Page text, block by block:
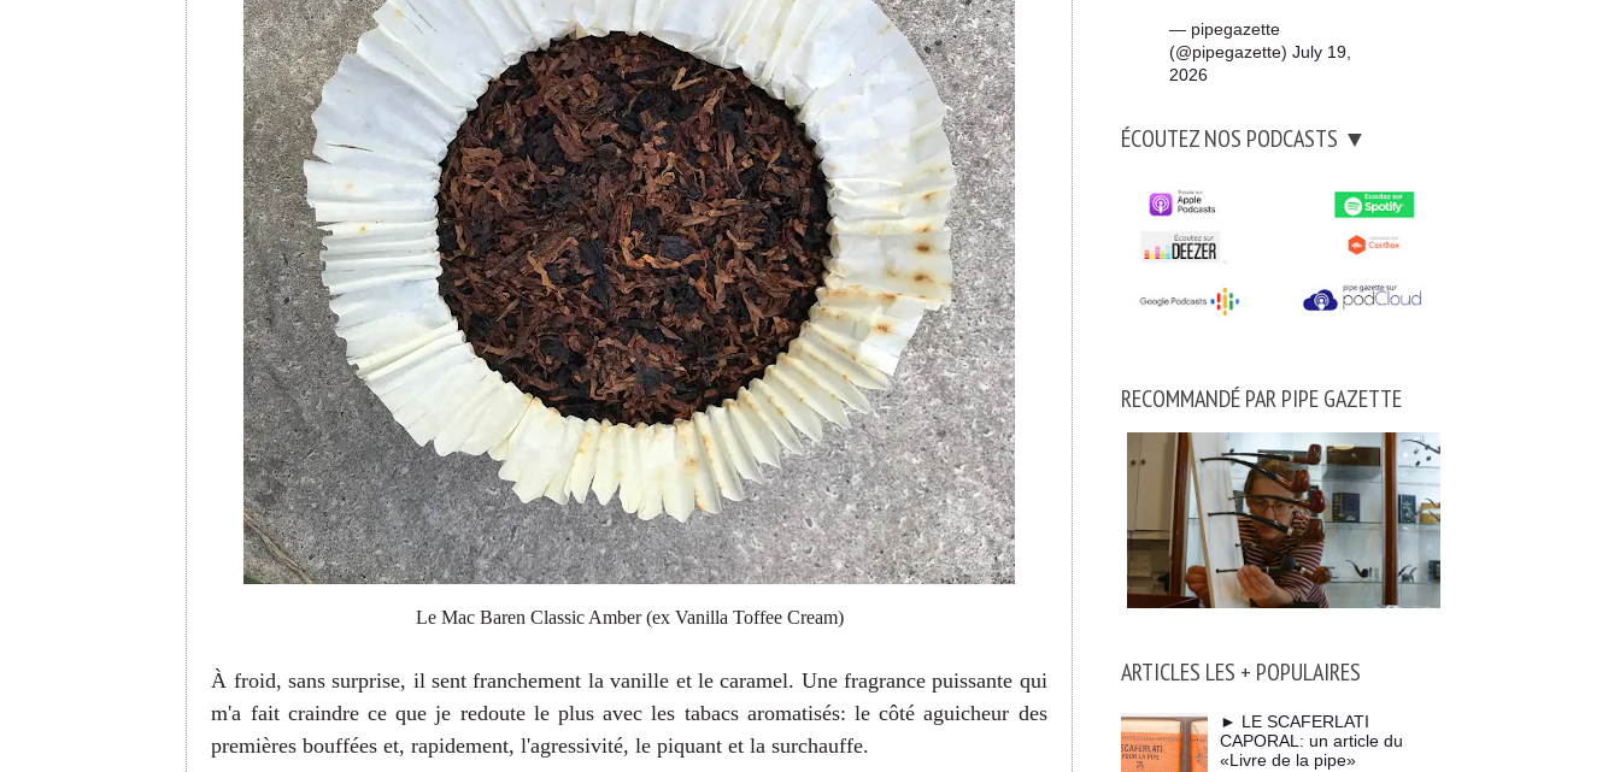
Le Mac Baren Classic Amber (ex Vanilla Toffee Cream)
À froid, sans surprise, il sent franchement la vanille et le caramel. Une fragrance puissante qui
m'a fait craindre ce que je redoute le plus avec les tabacs aromatisés: le côté aguicheur des
premières bouffées et, rapidement, l'agressivité, le piquant et la surchauffe.
— pipegazette
(@pipegazette) July 19,
2026
ÉCOUTEZ NOS PODCASTS ▼
RECOMMANDÉ PAR PIPE GAZETTE
ARTICLES LES + POPULAIRES
► LE SCAFERLATI
CAPORAL: un article du
«Livre de la pipe»